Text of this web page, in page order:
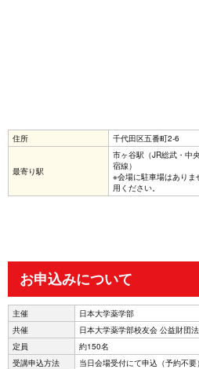
住所 千代田区五番町2-6
最寄り駅
市ヶ谷駅（JR総武・中
宿線）
※会場に駐車場はあり
用ください。
お申込みについて
主催
日本大学薬学部
共催
日本大学薬学部校友会 公益財団
定員
約150名
受講申込方法
当日会場受付にて申込（予約不要）